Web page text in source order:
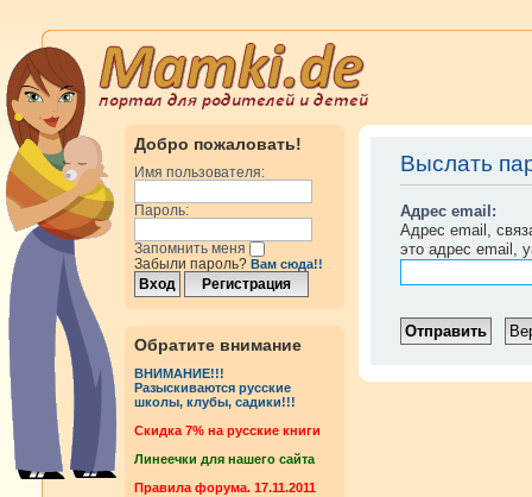
Добро пожаловать!
Имя пользователя:
Пароль:
Запомнить меня
Забыли пароль? Вам сюда!!
Обратите внимание
ВНИМАНИЕ!!!
Разыскиваются русские
школы, клубы, садики!!!
Cкидка 7% на русские книги
Линеечки для нашего сайта
Правила форума. 17.11.2011
Выслать
Адрес email:
Адрес email,
это адрес email,